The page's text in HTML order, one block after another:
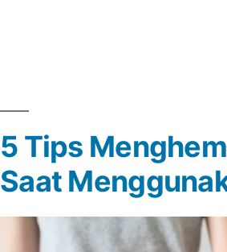
5 Tips
Saat